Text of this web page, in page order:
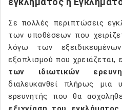
Σε πολλές περιπτώσεις
των υποθέσεων που
λόγω των
εξοπλισμού που χρειάζεται,
των ιδιωτικών
διαλευκανθεί πλήρως μια
ερευνητής που θα